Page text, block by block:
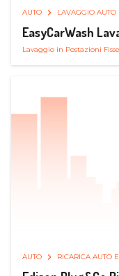
AUTO LAVAGGIO AUTO
EasyCarWash
Lavaggio in Postazioni Fisse
AUTO RICARICA AUTO